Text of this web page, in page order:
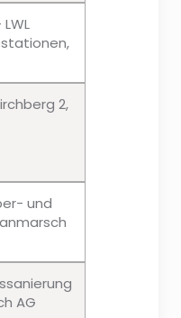
2,
und
AG